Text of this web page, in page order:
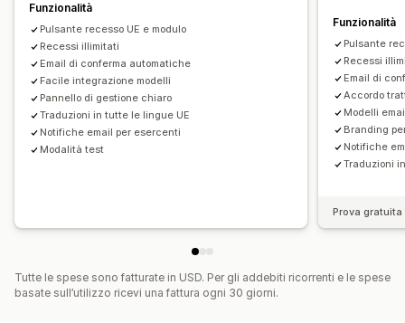
Funzionalità
Pulsante recesso UE e modulo
Recessi illimitati
Email di conferma automatiche
Facile integrazione modelli
Pannello di gestione chiaro
Traduzioni in tutte le lingue UE
Notifiche email per esercenti
Modalità test
Funzionalità
Pulsante
Recessi
Email di
Accordo
Modelli
Branding
Notifiche
Traduzioni
Prova
Tutte le spese sono fatturate in USD. Per gli addebiti ricorrenti e le spese
basate sull’utilizzo ricevi una fattura ogni 30 giorni.